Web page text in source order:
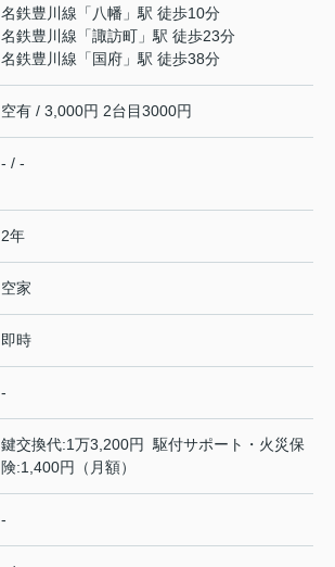
名鉄豊川線 「 八幡 」駅 徒歩10分
名鉄豊川線 「諏訪町 」駅 徒歩23分
名鉄豊川線 「 国府 」駅 徒歩38分
空有 / 3,000円 2台目3000円
- / -
2年
空家
即時
-
鍵交換代:1万3,200円 駆付サポート・火災保
険:1,400円（月額）
-